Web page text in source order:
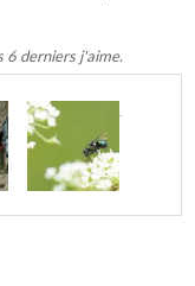
6 derniers j'aime.
.